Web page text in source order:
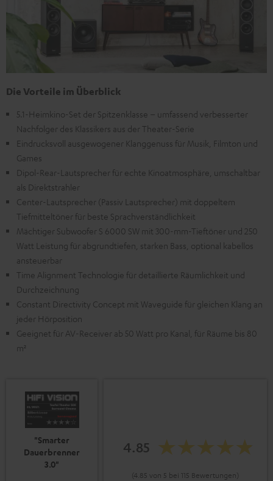
Die Vorteile im Überblick
5.1-Heimkino-Set der Spitzenklasse – umfassend verbesserter
Nachfolger des Klassikers aus der Theater-Serie
Eindrucksvoll ausgewogener Klanggenuss für Musik, Filmton und
Games
Dipol-Rear-Lautsprecher für echte Kinoatmosphäre, umschaltbar
als Direktstrahler
Center-Lautsprecher (Passiv Lautsprecher) mit doppeltem
Tiefmitteltöner für beste Sprachverständlichkeit
Mächtiger Subwoofer S 6000 SW mit 300-mm-Tieftöner und 250
Watt Leistung für abgrundtiefen, starken Bass, optional kabellos
ansteuerbar
Time Alignment Technologie für detaillierte Räumlichkeit und
Durchzeichnung
Constant Directivity Concept mit Waveguide für gleichen Klang an
jeder Hörposition
Geeignet für AV-Receiver ab 50 Watt pro Kanal, für Räume bis 80
m²
"Smarter
Dauerbrenner
3.0"
4.85
(4.85 von 5 bei 115 Bewertungen)